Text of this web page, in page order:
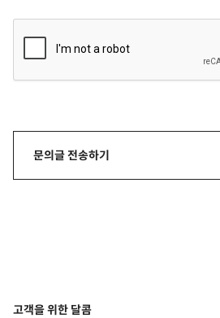
문의글 전송하기
고객을 위한 달콤